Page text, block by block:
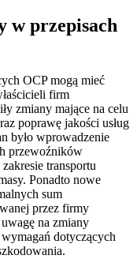
w przepisach
OCP mogą mieć
firm
zmiany mające na celu
poprawę jakości usług
było wprowadzenie
przewoźników
transportu
Ponadto nowe
sum
przez firmy
na zmiany
dotyczących